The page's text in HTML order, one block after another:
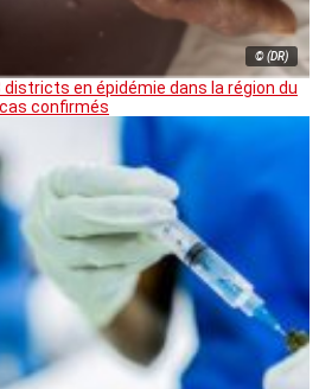
© (DR)
districts en épidémie dans la région du
confirmés